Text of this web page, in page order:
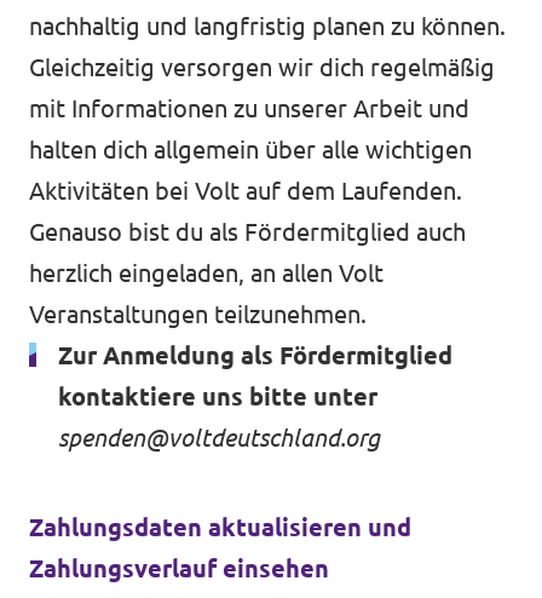
Datenschutz
Impressum
nachhaltig und langfristig planen zu können.
Gleichzeitig versorgen wir dich regelmäßig
mit Informationen zu unserer Arbeit und
halten dich allgemein über alle wichtigen
Aktivitäten bei Volt auf dem Laufenden.
Genauso bist du als Fördermitglied auch
herzlich eingeladen, an allen Volt
Veranstaltungen teilzunehmen.
Zur Anmeldung als Fördermitglied
kontaktiere uns bitte unter
spenden@voltdeutschland.org
Zahlungsdaten aktualisieren und
Zahlungsverlauf einsehen